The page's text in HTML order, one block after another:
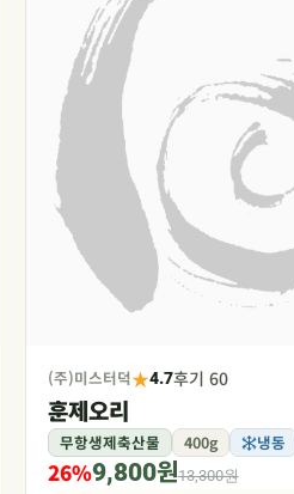
(주)미스터덕★4.7후기 60
훈제오리
무항생제축산물 400g 냉동
26%9,800원13,300원